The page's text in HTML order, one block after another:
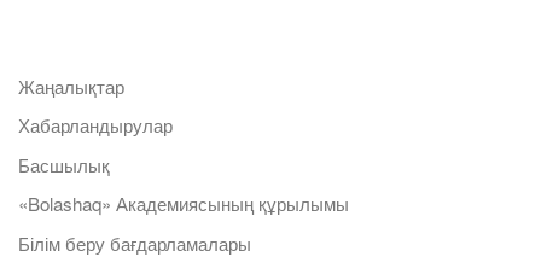
Жаңалықтар
Хабарландырулар
Басшылық
«Bolashaq» Академиясының құрылымы
Білім беру бағдарламалары